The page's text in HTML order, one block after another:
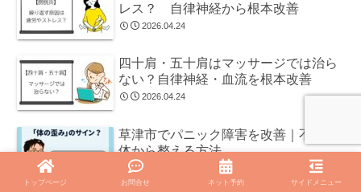
レス？ 自律神経から根本改善
2026.04.24
四十肩・五十肩はマッサージでは治ら
ない？自律神経・血流を根本改善
2026.04.24
草津市でパニック障害を改善｜不安を
体から整える方法
2026.04.11
トップページ お問合せ ネット予約 サイドメニュー